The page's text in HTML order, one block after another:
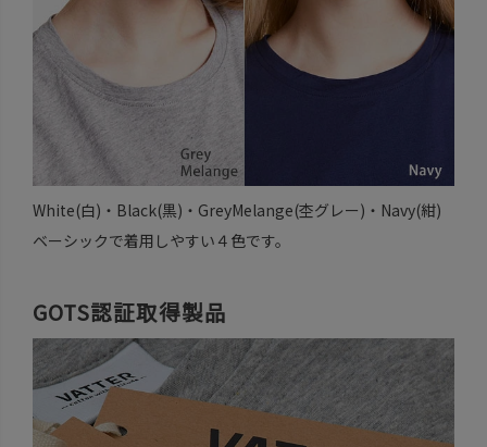
White(白)・Black(黒)・GreyMelange(杢グレー)・Navy(紺)
ベーシックで着用しやすい４色です。
GOTS認証取得製品